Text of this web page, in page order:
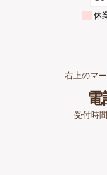
右上のマ
受付時